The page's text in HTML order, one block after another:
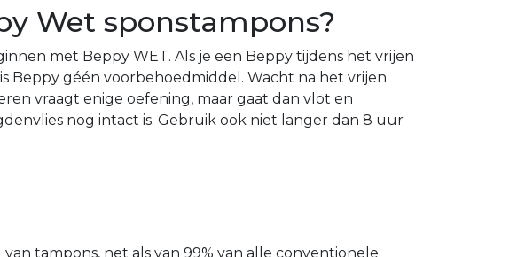
Wet sponstampons?
met Beppy WET. Als je een Beppy tijdens het vrijen
Beppy géén voorbehoedmiddel. Wacht na het vrijen
vraagt enige oefening, maar gaat dan vlot en
nog intact is. Gebruik ook niet langer dan 8 uur
tampons, net als van 99% van alle conventionele